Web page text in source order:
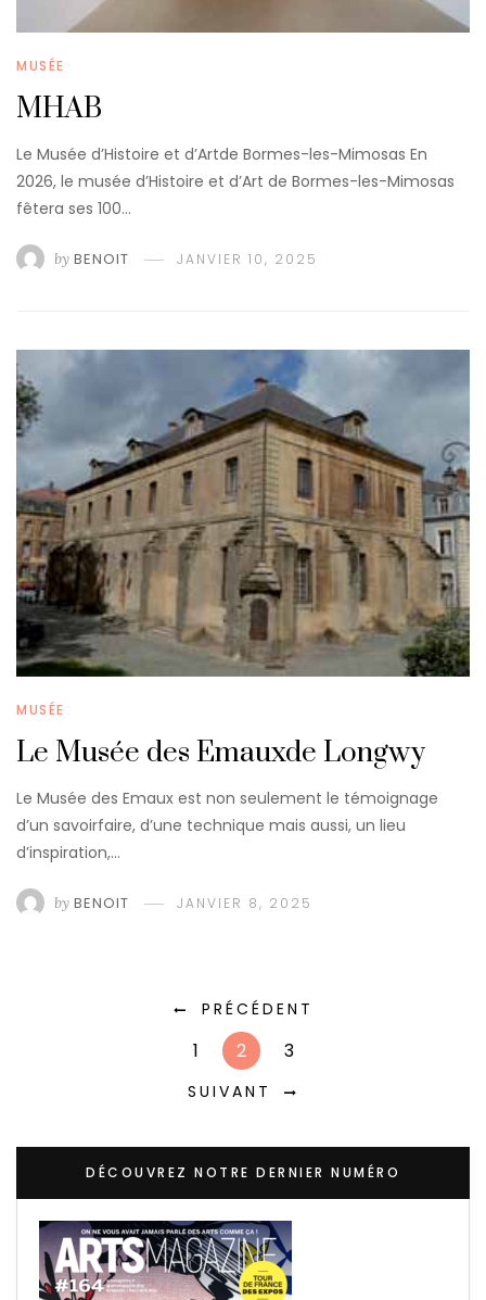
MUSÉE
MHAB
Le Musée d’Histoire et d’Artde Bormes-les-Mimosas En
2026, le musée d’Histoire et d’Art de Bormes-les-Mimosas
fêtera ses 100…
by BENOIT JANVIER 10, 2025
MUSÉE
Le Musée des Emauxde Longwy
Le Musée des Emaux est non seulement le témoignage
d’un savoirfaire, d’une technique mais aussi, un lieu
d’inspiration,…
by BENOIT JANVIER 8, 2025
PRÉCÉDENT
1 2 3
SUIVANT
DÉCOUVREZ NOTRE DERNIER NUMÉRO